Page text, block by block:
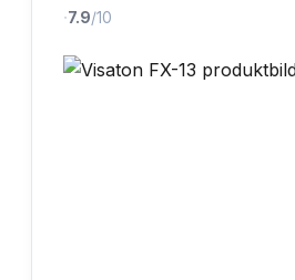
·7.9/10